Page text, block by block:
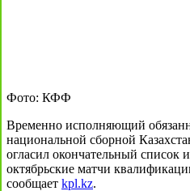
Фото: КФФ
Временно исполняющий
национальной сборной
огласил окончательный список
октябрьские матчи
сообщает kpl.kz.